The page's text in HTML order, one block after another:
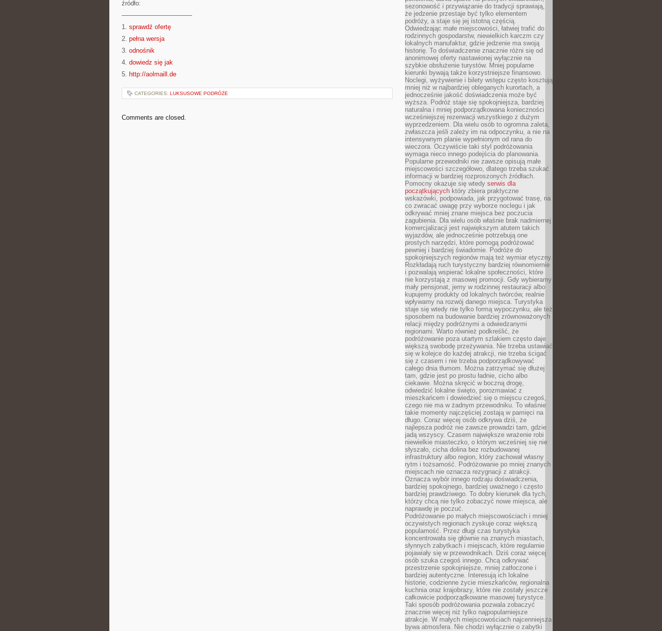
źródło:
———————————
1. sprawdź ofertę
2. pełna wersja
3. odnośnik
4. dowiedz się jak
5. http://aolmaill.de
CATEGORIES: LUKSUSOWE PODRÓŻE
Comments are closed.
sezonowość i przywiązanie do tradycji sprawiają,
że jedzenie przestaje być tylko elementem
podróży, a staje się jej istotną częścią.
Odwiedzając małe miejscowości, łatwiej trafić do
rodzinnych gospodarstw, niewielkich karczm czy
lokalnych manufaktur, gdzie jedzenie ma swoją
historię. To doświadczenie znacznie różni się od
anonimowej oferty nastawionej wyłącznie na
szybkie obsłużenie turystów. Mniej popularne
kierunki bywają także korzystniejsze finansowo.
Noclegi, wyżywienie i bilety wstępu często kosztują
mniej niż w najbardziej obleganych kurortach, a
jednocześnie jakość doświadczenia może być
wyższa. Podróż staje się spokojniejsza, bardziej
naturalna i mniej podporządkowana konieczności
wcześniejszej rezerwacji wszystkiego z dużym
wyprzedzeniem. Dla wielu osób to ogromna zaleta,
zwłaszcza jeśli zależy im na odpoczynku, a nie na
intensywnym planie wypełnionym od rana do
wieczora. Oczywiście taki styl podróżowania
wymaga nieco innego podejścia do planowania.
Popularne przewodniki nie zawsze opisują małe
miejscowości szczegółowo, dlatego trzeba szukać
informacji w bardziej rozproszonych źródłach.
Pomocny okazuje się wtedy serwis dla
początkujących który zbiera praktyczne
wskazówki, podpowiada, jak przygotować trasę, na
co zwracać uwagę przy wyborze noclegu i jak
odkrywać mniej znane miejsca bez poczucia
zagubienia. Dla wielu osób właśnie brak nadmiernej
komercjalizacji jest największym atutem takich
wyjazdów, ale jednocześnie potrzebują one
prostych narzędzi, które pomogą podróżować
pewniej i bardziej świadomie. Podróże do
spokojniejszych regionów mają też wymiar etyczny.
Rozkładają ruch turystyczny bardziej równomiernie
i pozwalają wspierać lokalne społeczności, które
nie korzystają z masowej promocji. Gdy wybieramy
mały pensjonat, jemy w rodzinnej restauracji albo
kupujemy produkty od lokalnych twórców, realnie
wpływamy na rozwój danego miejsca. Turystyka
staje się wtedy nie tylko formą wypoczynku, ale też
sposobem na budowanie bardziej zrównoważonych
relacji między podróżnymi a odwiedzanymi
regionami. Warto również podkreślić, że
podróżowanie poza utartym szlakiem często daje
większą swobodę przeżywania. Nie trzeba ustawiać
się w kolejce do każdej atrakcji, nie trzeba ścigać
się z czasem i nie trzeba podporządkowywać
całego dnia tłumom. Można zatrzymać się dłużej
tam, gdzie jest po prostu ładnie, cicho albo
ciekawie. Można skręcić w boczną drogę,
odwiedzić lokalne święto, porozmawiać z
mieszkańcem i dowiedzieć się o miejscu czegoś,
czego nie ma w żadnym przewodniku. To właśnie
takie momenty najczęściej zostają w pamięci na
długo. Coraz więcej osób odkrywa dziś, że
najlepsza podróż nie zawsze prowadzi tam, gdzie
jadą wszyscy. Czasem największe wrażenie robi
niewielkie miasteczko, o którym wcześniej się nie
słyszało, cicha dolina bez rozbudowanej
infrastruktury albo region, który zachował własny
rytm i tożsamość. Podróżowanie po mniej znanych
miejscach nie oznacza rezygnacji z atrakcji.
Oznacza wybór innego rodzaju doświadczenia,
bardziej spokojnego, bardziej uważnego i często
bardziej prawdziwego. To dobry kierunek dla tych,
którzy chcą nie tylko zobaczyć nowe miejsca, ale
naprawdę je poczuć.
Podróżowanie po małych miejscowościach i mniej
oczywistych regionach zyskuje coraz większą
popularność. Przez długi czas turystyka
koncentrowała się głównie na znanych miastach,
słynnych zabytkach i miejscach, które regularnie
pojawiały się w przewodnikach. Dziś coraz więcej
osób szuka czegoś innego. Chcą odkrywać
przestrzenie spokojniejsze, mniej zatłoczone i
bardziej autentyczne. Interesują ich lokalne
historie, codzienne życie mieszkańców, regionalna
kuchnia oraz krajobrazy, które nie zostały jeszcze
całkowicie podporządkowane masowej turystyce.
Taki sposób podróżowania pozwala zobaczyć
znacznie więcej niż tylko najpopularniejsze
atrakcje. W małych miejscowościach najcenniejsza
bywa atmosfera. Nie chodzi wyłącznie o zabytki